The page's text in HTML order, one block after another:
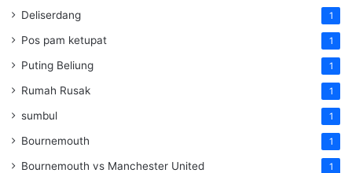
Deliserdang 1
Pos pam ketupat 1
Puting Beliung 1
Rumah Rusak 1
sumbul 1
Bournemouth 1
Bournemouth vs Manchester United 1